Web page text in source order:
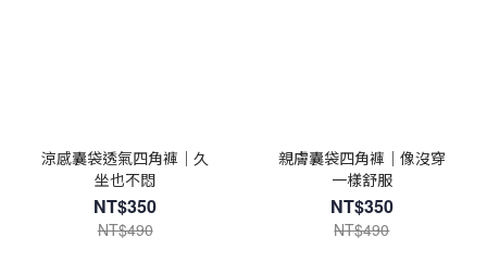
涼感囊袋透氣四角褲｜久
坐也不悶
NT$350
NT$490
親膚囊袋四角褲｜像沒穿
一樣舒服
NT$350
NT$490